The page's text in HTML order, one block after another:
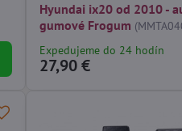
Hyundai ix20 od 2010 -
gumové Frogum
Expedujeme do 24 hodín
27,90 €